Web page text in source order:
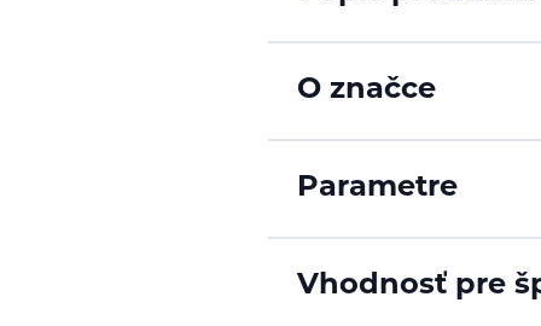
O značce
Parametre
Vhodnosť pre